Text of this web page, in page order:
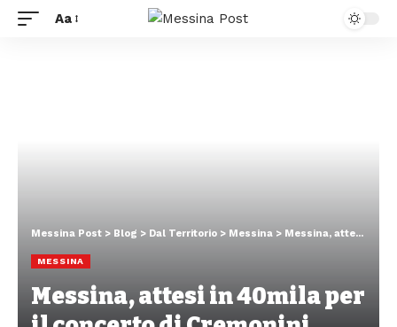
Aa
Messina Post > Blog > Dal Territorio > Messina > Messina, attesi in 40mila per il concerto di Cremonini
MESSINA
Messina, attesi in 40mila per